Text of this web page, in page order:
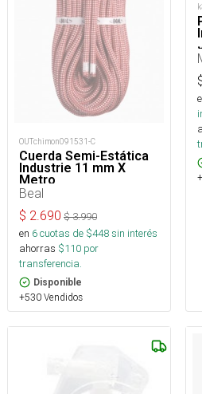
OUTchimon091531-C
Cuerda Semi-Estática
Industrie 11 mm X
Metro
Beal
$ 2.690 $3.990
en 6cuotas de $448sin interés
ahorras $110 por
transferencia.
Disponible
+530 Vendidos